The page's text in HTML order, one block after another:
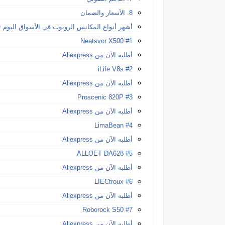
8. الأسعار والضمان
أشهر أنواع المكانس الروبوت في الأسواق اليوم
#1 Neatsvor X500
أطلبه الآن من Aliexpress
#2 iLife V8s
أطلبه الآن من Aliexpress
#3 Proscenic 820P
أطلبه الآن من Aliexpress
#4 LimaBean
أطلبه الآن من Aliexpress
#5 ALLOET DA628
أطلبه الآن من Aliexpress
#6 LIECtroux
أطلبه الآن من Aliexpress
#7 Roborock S50